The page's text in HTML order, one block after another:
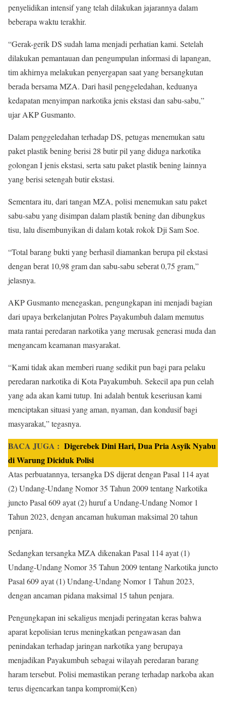
penyelidikan intensif yang telah dilakukan jajarannya dalam
beberapa waktu terakhir.
“Gerak-gerik DS sudah lama menjadi perhatian kami. Setelah
dilakukan pemantauan dan pengumpulan informasi di lapangan,
tim akhirnya melakukan penyergapan saat yang bersangkutan
berada bersama MZA. Dari hasil penggeledahan, keduanya
kedapatan menyimpan narkotika jenis ekstasi dan sabu-sabu,”
ujar AKP Gusmanto.
Dalam penggeledahan terhadap DS, petugas menemukan satu
paket plastik bening berisi 28 butir pil yang diduga narkotika
golongan I jenis ekstasi, serta satu paket plastik bening lainnya
yang berisi setengah butir ekstasi.
Sementara itu, dari tangan MZA, polisi menemukan satu paket
sabu-sabu yang disimpan dalam plastik bening dan dibungkus
tisu, lalu disembunyikan di dalam kotak rokok Dji Sam Soe.
“Total barang bukti yang berhasil diamankan berupa pil ekstasi
dengan berat 10,98 gram dan sabu-sabu seberat 0,75 gram,”
jelasnya.
AKP Gusmanto menegaskan, pengungkapan ini menjadi bagian
dari upaya berkelanjutan Polres Payakumbuh dalam memutus
mata rantai peredaran narkotika yang merusak generasi muda dan
mengancam keamanan masyarakat.
“Kami tidak akan memberi ruang sedikit pun bagi para pelaku
peredaran narkotika di Kota Payakumbuh. Sekecil apa pun celah
yang ada akan kami tutup. Ini adalah bentuk keseriusan kami
menciptakan situasi yang aman, nyaman, dan kondusif bagi
masyarakat,” tegasnya.
BACA JUGA : Digerebek Dini Hari, Dua Pria Asyik Nyabu
di Warung Diciduk Polisi
Atas perbuatannya, tersangka DS dijerat dengan Pasal 114 ayat
(2) Undang-Undang Nomor 35 Tahun 2009 tentang Narkotika
juncto Pasal 609 ayat (2) huruf a Undang-Undang Nomor 1
Tahun 2023, dengan ancaman hukuman maksimal 20 tahun
penjara.
Sedangkan tersangka MZA dikenakan Pasal 114 ayat (1)
Undang-Undang Nomor 35 Tahun 2009 tentang Narkotika juncto
Pasal 609 ayat (1) Undang-Undang Nomor 1 Tahun 2023,
dengan ancaman pidana maksimal 15 tahun penjara.
Pengungkapan ini sekaligus menjadi peringatan keras bahwa
aparat kepolisian terus meningkatkan pengawasan dan
penindakan terhadap jaringan narkotika yang berupaya
menjadikan Payakumbuh sebagai wilayah peredaran barang
haram tersebut. Polisi memastikan perang terhadap narkoba akan
terus digencarkan tanpa kompromi(Ken)